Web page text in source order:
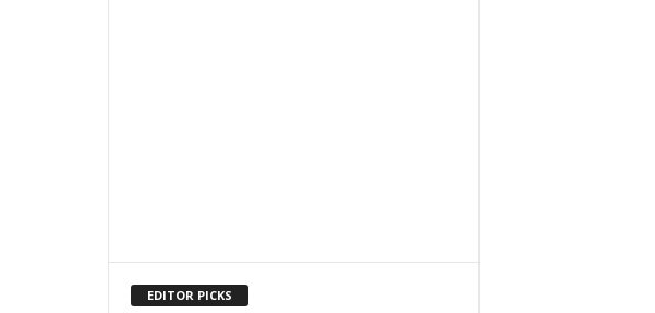
EDITOR PICKS